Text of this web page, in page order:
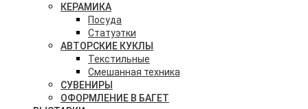
КЕРАМИКА
Посуда
Статуэтки
АВТОРСКИЕ КУКЛЫ
Текстильные
Смешанная техника
СУВЕНИРЫ
ОФОРМЛЕНИЕ В БАГЕТ